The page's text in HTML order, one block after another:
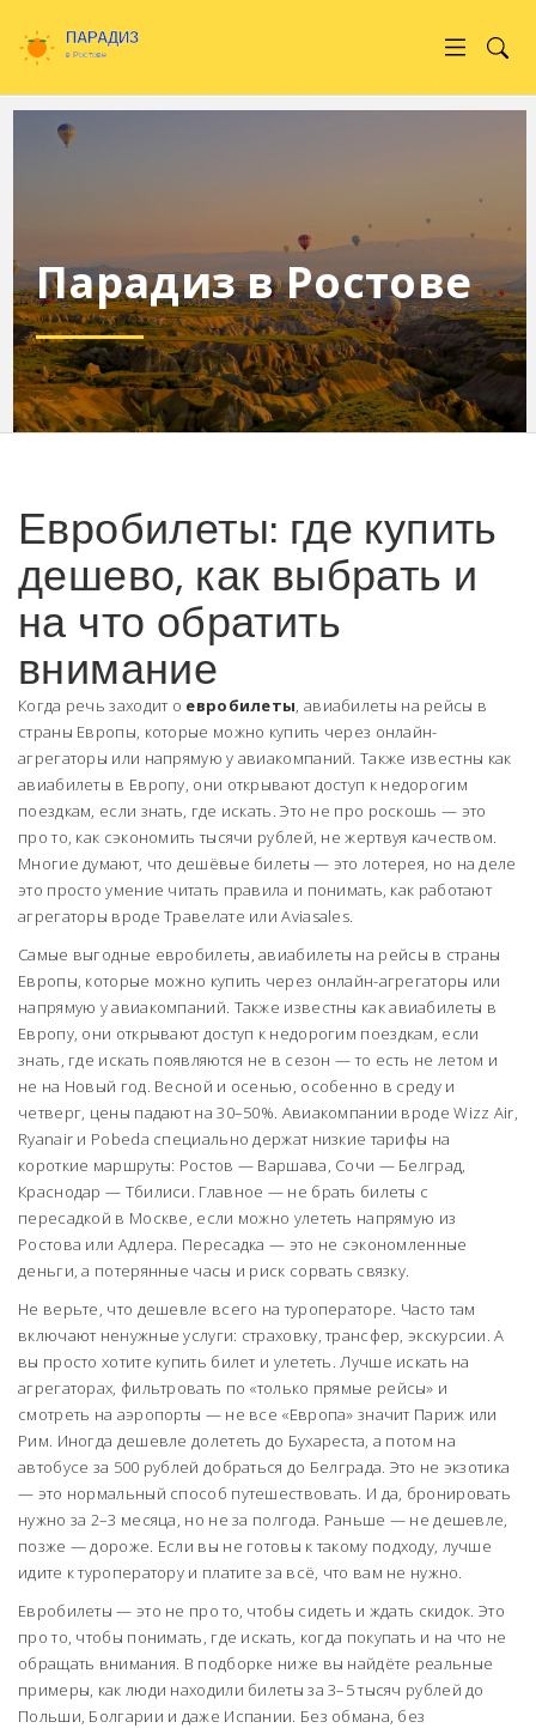
Парадиз в Ростове
Евробилеты: где купить
дешево, как выбрать и
на что обратить
внимание
Когда речь заходит о евробилеты, авиабилеты на рейсы в
страны Европы, которые можно купить через онлайн-
агрегаторы или напрямую у авиакомпаний. Также известны как
авиабилеты в Европу, они открывают доступ к недорогим
поездкам, если знать, где искать. Это не про роскошь — это
про то, как сэкономить тысячи рублей, не жертвуя качеством.
Многие думают, что дешёвые билеты — это лотерея, но на деле
это просто умение читать правила и понимать, как работают
агрегаторы вроде Травелате или Aviasales.
Самые выгодные евробилеты,авиабилеты на рейсы в страны
Европы, которые можно купить через онлайн-агрегаторы или
напрямую у авиакомпаний. Также известны какавиабилеты в
Европу, они открывают доступ к недорогим поездкам, если
знать, где искать появляются не в сезон — то есть не летом и
не на Новый год. Весной и осенью, особенно в среду и
четверг, цены падают на 30–50%. Авиакомпании вроде Wizz Air,
Ryanair и Pobeda специально держат низкие тарифы на
короткие маршруты: Ростов — Варшава, Сочи — Белград,
Краснодар — Тбилиси. Главное — не брать билеты с
пересадкой в Москве, если можно улететь напрямую из
Ростова или Адлера. Пересадка — это не сэкономленные
деньги, а потерянные часы и риск сорвать связку.
Не верьте, что дешевле всего на туроператоре. Часто там
включают ненужные услуги: страховку, трансфер, экскурсии. А
вы просто хотите купить билет и улететь. Лучше искать на
агрегаторах, фильтровать по «только прямые рейсы» и
смотреть на аэропорты — не все «Европа» значит Париж или
Рим. Иногда дешевле долететь до Бухареста, а потом на
автобусе за 500 рублей добраться до Белграда. Это не экзотика
— это нормальный способ путешествовать. И да, бронировать
нужно за 2–3 месяца, но не за полгода. Раньше — не дешевле,
позже — дороже. Если вы не готовы к такому подходу, лучше
идите к туроператору и платите за всё, что вам не нужно.
Евробилеты — это не про то, чтобы сидеть и ждать скидок. Это
про то, чтобы понимать, где искать, когда покупать и на что не
обращать внимания. В подборке ниже вы найдёте реальные
примеры, как люди находили билеты за 3–5 тысяч рублей до
Польши, Болгарии и даже Испании. Без обмана, без